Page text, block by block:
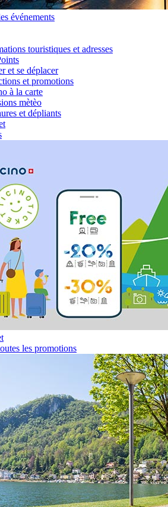
événements
touristiques et adresses
et se déplacer
et promotions
à la carte
mètèo
et dépliants
les promotions